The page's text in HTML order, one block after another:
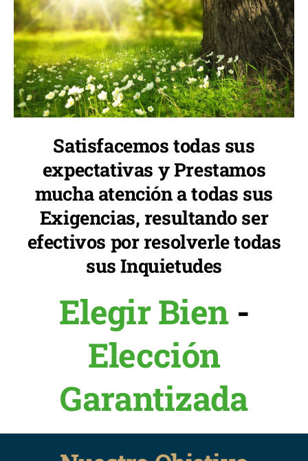
Satisfacemos todas sus
expectativas y Prestamos
mucha atención a todas sus
Exigencias, resultando ser
efectivos por resolverle todas
sus Inquietudes
Elegir Bien -
Elección
Garantizada